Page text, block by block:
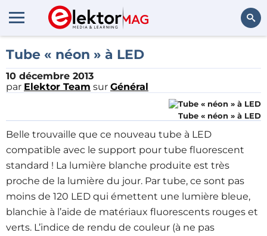
Tube « néon » à LED
10 décembre 2013
par Elektor Team sur Général
Tube « néon » à LED
Belle trouvaille que ce nouveau tube à LED
compatible avec le support pour tube fluorescent
standard ! La lumière blanche produite est très
proche de la lumière du jour. Par tube, ce sont pas
moins de 120 LED qui émettent une lumière bleue,
blanchie à l’aide de matériaux fluorescents rouges et
verts. L’indice de rendu de couleur (à ne pas